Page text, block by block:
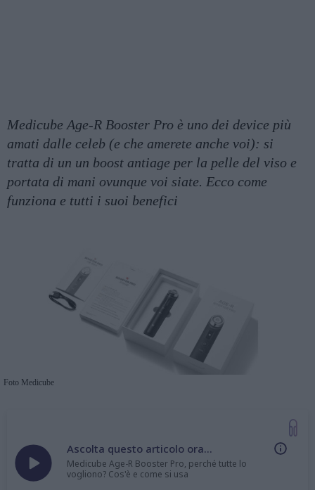
Medicube Age-R Booster Pro è uno dei device più
amati dalle celeb (e che amerete anche voi): si
tratta di un un boost antiage per la pelle del viso e
portata di mani ovunque voi siate. Ecco come
funziona e tutti i suoi benefici
Foto Medicube
Ascolta questo articolo ora...
Medicube Age-R Booster Pro, perché tutte lo
vogliono? Cos'è e come si usa